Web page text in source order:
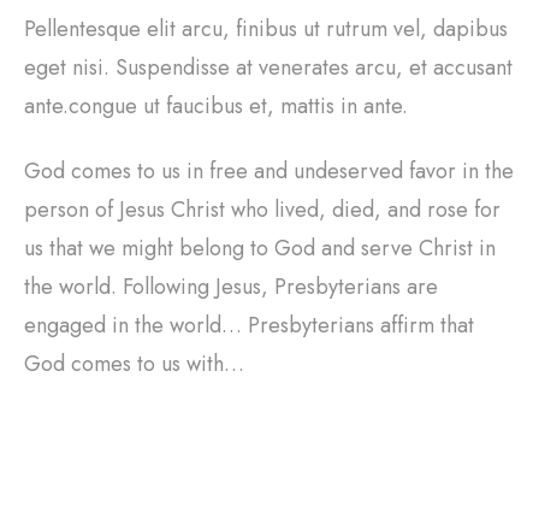
Pellentesque elit arcu, finibus ut rutrum vel, dapibus
eget nisi. Suspendisse at venerates arcu, et accusant
ante.congue ut faucibus et, mattis in ante.
God comes to us in free and undeserved favor in the
person of Jesus Christ who lived, died, and rose for
us that we might belong to God and serve Christ in
the world. Following Jesus, Presbyterians are
engaged in the world… Presbyterians affirm that
God comes to us with…